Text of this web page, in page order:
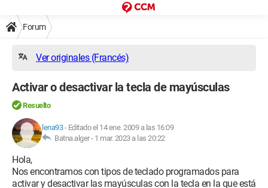
Forum
Ver originales (Francés)
Activar o desactivar la tecla de mayúsculas
Resuelto
lena93- Editado el 14 ene. 2009 a las 16:09
Batna.alger - 1 mar. 2023 a las 20:22
Hola,
Nos encontramos con tipos de teclado programados para
activar y desactivar las mayúsculas con la tecla en la que está